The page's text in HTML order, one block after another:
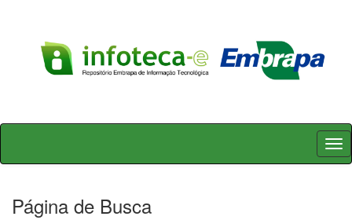
Skip
Página de Busca